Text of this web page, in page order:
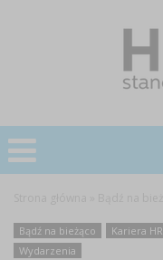
Bądź na bieżąco Kariera HR
Wydarzenia